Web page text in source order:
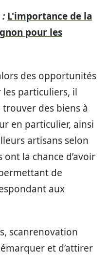
: L'importance de la
pour les
des opportunités
particuliers, il
des biens à
en particulier, ainsi
artisans selon
la chance d’avoir
de
aux
scanrenovation
et d’attirer